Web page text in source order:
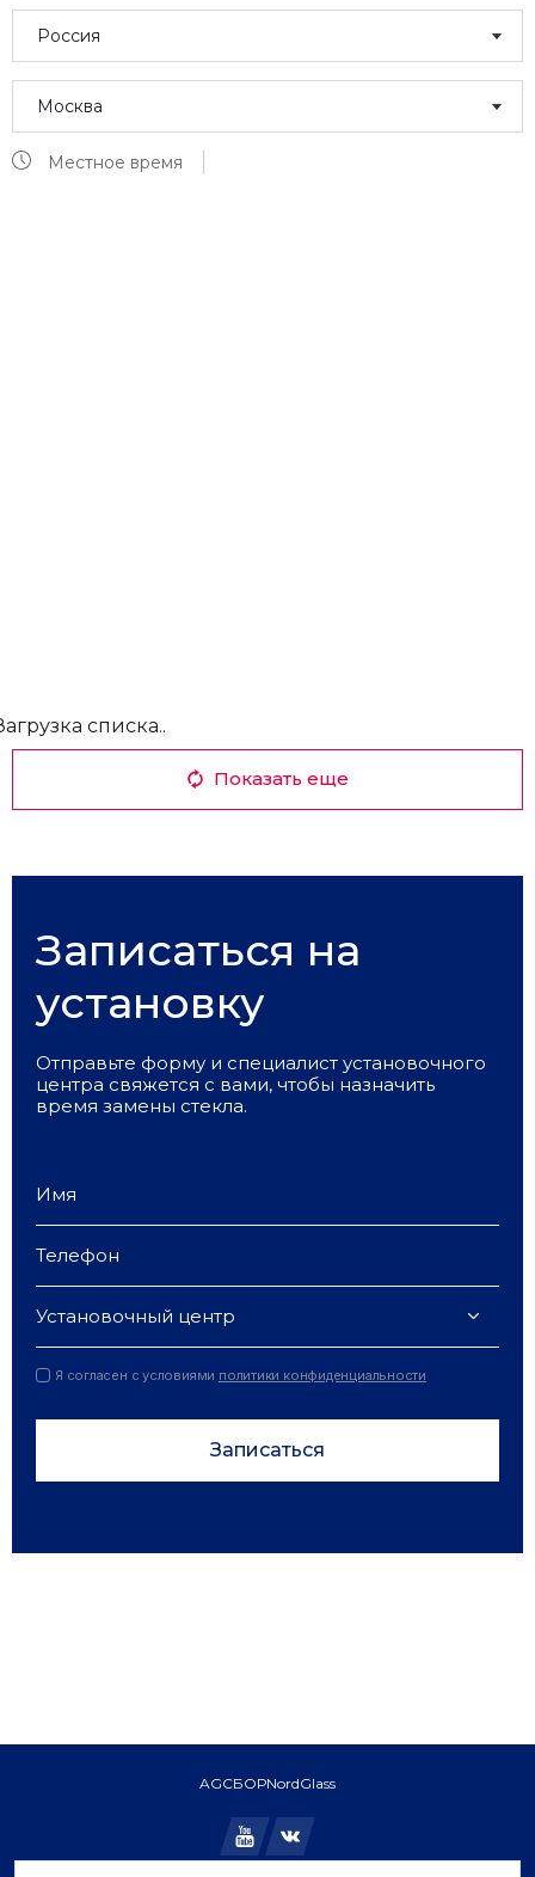
Россия
Москва
Местное время
списка..
Показать еще
Записаться на
установку
Отправьте форму и специалист установочного
центра свяжется с вами, чтобы назначить
время замены стекла.
Установочный центр
Я согласен с условиями политики конфиденциальности
Записаться
AGCБОРNordGlass